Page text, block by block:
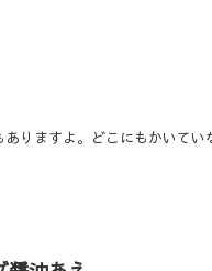
りますよ。どこにもかいてい